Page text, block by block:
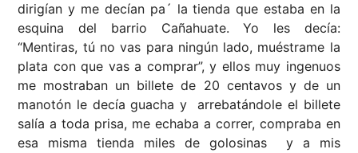
dirigían y me decían pa´ la tienda que estaba en la
esquina del barrio Cañahuate. Yo les decía:
“Mentiras, tú no vas para ningún lado, muéstrame la
plata con que vas a comprar”, y ellos muy ingenuos
me mostraban un billete de 20 centavos y de un
manotón le decía guacha y arrebatándole el billete
salía a toda prisa, me echaba a correr, compraba en
esa misma tienda miles de golosinas y a mis